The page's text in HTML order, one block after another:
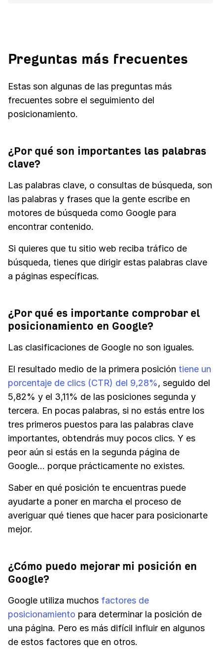
Preguntas más frecuentes
Estas son algunas de las preguntas más
frecuentes sobre el seguimiento del
posicionamiento.
¿Por qué son importantes las palabras
clave?
Las palabras clave, o consultas de búsqueda, son
las palabras y frases que la gente escribe en
motores de búsqueda como Google para
encontrar contenido.
Si quieres que tu sitio web reciba tráfico de
búsqueda, tienes que dirigir estas palabras clave
a páginas específicas.
¿Por qué es importante comprobar el
posicionamiento en Google?
Las clasificaciones de Google no son iguales.
El resultado medio de la primera posición tiene un
porcentaje de clics (CTR) del 9,28%, seguido del
5,82% y el 3,11% de las posiciones segunda y
tercera. En pocas palabras, si no estás entre los
tres primeros puestos para las palabras clave
importantes, obtendrás muy pocos clics. Y es
peor aún si estás en la segunda página de
Google... porque prácticamente no existes.
Saber en qué posición te encuentras puede
ayudarte a poner en marcha el proceso de
averiguar qué tienes que hacer para posicionarte
mejor.
¿Cómo puedo mejorar mi posición en
Google?
Google utiliza muchos factores de
posicionamiento para determinar la posición de
una página. Pero es más difícil influir en algunos
de estos factores que en otros.